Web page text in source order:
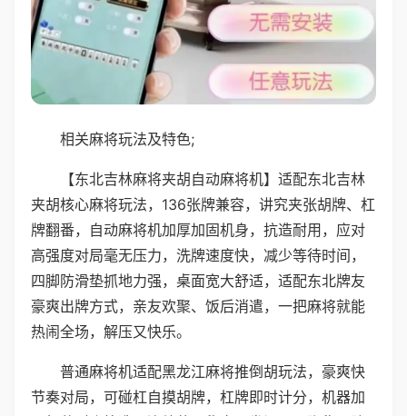
相关麻将玩法及特色;
【东北吉林麻将夹胡自动麻将机】适配东北吉林
夹胡核心麻将玩法，136张牌兼容，讲究夹张胡牌、杠
牌翻番，自动麻将机加厚加固机身，抗造耐用，应对
高强度对局毫无压力，洗牌速度快，减少等待时间，
四脚防滑垫抓地力强，桌面宽大舒适，适配东北牌友
豪爽出牌方式，亲友欢聚、饭后消遣，一把麻将就能
热闹全场，解压又快乐。
普通麻将机适配黑龙江麻将推倒胡玩法，豪爽快
节奏对局，可碰杠自摸胡牌，杠牌即时计分，机器加